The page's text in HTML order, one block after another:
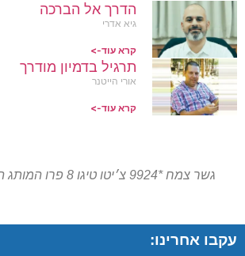
הדרך אל הברכה
גיא אדרי
קרא עוד->
תרגיל בדמיון מודרך
אורי הייטנר
קרא עוד->
גשר צמח *9924 צ׳יטו טיגו 8 פרו המותג הסיני הגיע לצפון
עקבו אחרינו: